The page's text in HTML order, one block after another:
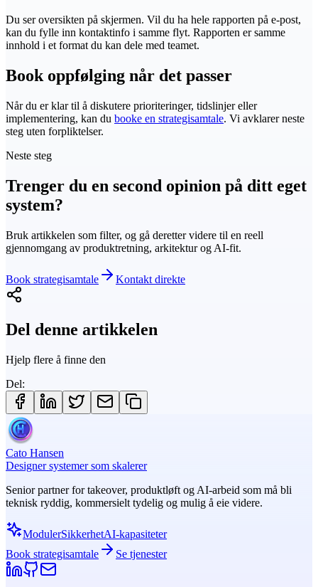
Du ser oversikten på skjermen. Vil du ha hele rapporten på e-post,
kan du fylle inn kontaktinfo i samme flyt. Rapporten er samme
innhold i et format du kan dele med teamet.
Book oppfølging når det passer
Når du er klar til å diskutere prioriteringer, tidslinjer eller
implementering, kan du booke en strategisamtale. Vi avklarer neste
steg uten forpliktelser.
Neste steg
Trenger du en second opinion på ditt eget
system?
Bruk artikkelen som filter, og gå deretter videre til en reell
gjennomgang av produktretning, arkitektur og AI-fit.
Book strategisamtale Kontakt direkte
Del denne artikkelen
Hjelp flere å finne den
Del:
Cato Hansen
Designer systemer som skalerer
Senior partner for takeover, produktløft og AI-arbeid som må bli
teknisk ryddig, kommersielt tydelig og mulig å eie videre.
ModulerSikkerhetAI-kapasiteter
Book strategisamtale
Se tjenester